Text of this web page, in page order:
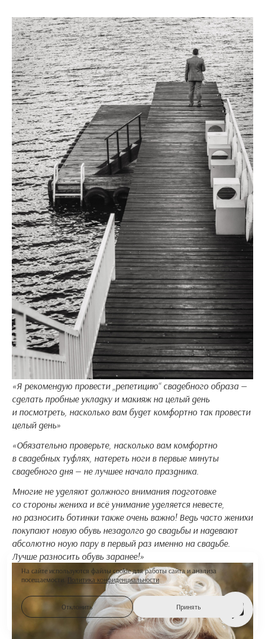
«Я рекомендую провести „репетицию“ свадебного образа —
сделать пробные укладку и макияж на целый день
и посмотреть, насколько вам будет комфортно так провести
целый день»
«Обязательно проверьте, насколько вам комфортно
в свадебных туфлях, натереть ноги в первые минуты
свадебного дня — не лучшее начало праздника.
Многие не уделяют должного внимания подготовке
со стороны жениха и всё унимание уделяется невесте,
но разносить ботинки также очень важно! Ведь часто женихи
покупают новую обувь незадолго до свадьбы и надевают
абсолютно ноую пару в первый раз именно на свадьбе.
Лучше разносить обувь заранее!»
На сайте используются файлы cookie для работы сайта и анализа
посещаемости. Политика конфиденциальности
Отклонить Принять